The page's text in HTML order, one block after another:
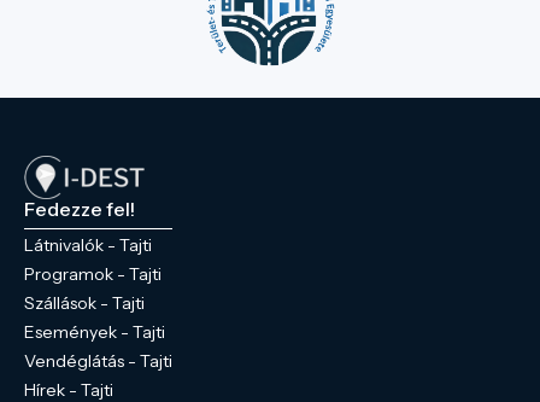
Fedezze fel!
Látnivalók - Tajti
Programok - Tajti
Szállások - Tajti
Események - Tajti
Vendéglátás - Tajti
Hírek - Tajti